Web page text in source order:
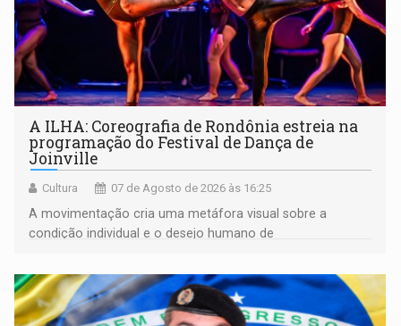
A ILHA: Coreografia de Rondônia estreia na
programação do Festival de Dança de
Joinville
Cultura 07 de Agosto de 2026 às 16:25
A movimentação cria uma metáfora visual sobre a
condição individual e o desejo humano de